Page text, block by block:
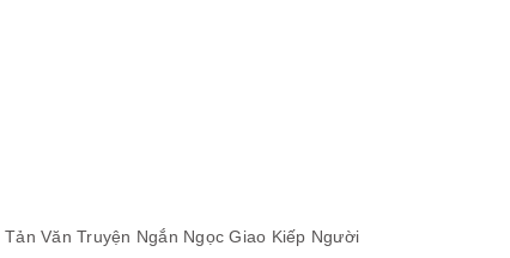
Tản Văn Truyện Ngắn Ngọc Giao Kiếp Người